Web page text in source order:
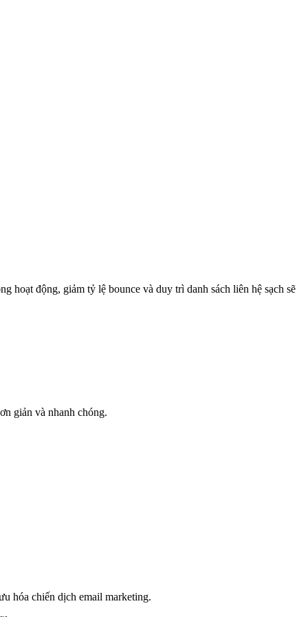
hoạt động, giảm tỷ lệ bounce và duy trì danh sách liên hệ sạch sẽ
giản và nhanh chóng.
hóa chiến dịch email marketing.